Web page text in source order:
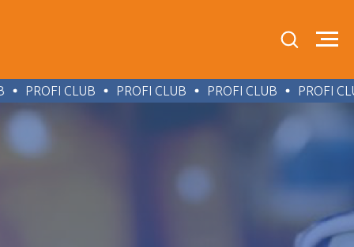
PROFI CLUB PROFI CLUB PROFI CLUB PROFI CLUB